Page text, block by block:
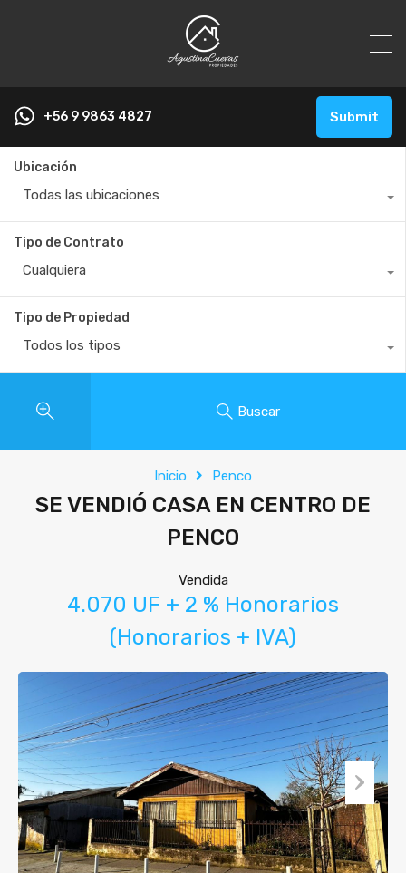
+56 9 9863 4827 Submit
Ubicación
Todas las ubicaciones
Tipo de Contrato
Cualquiera
Tipo de Propiedad
Todos los tipos
Buscar
Inicio Penco
SE VENDIÓ CASA EN CENTRO DE
PENCO
Vendida
4.070 UF + 2 % Honorarios
(Honorarios + IVA)